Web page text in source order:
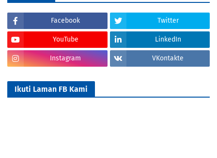
Facebook Twitter
YouTube LinkedIn
Instagram VKontakte
Ikuti Laman FB Kami